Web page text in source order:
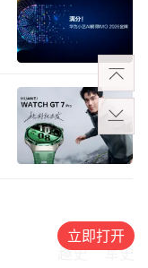
趣史 军史
立即打开